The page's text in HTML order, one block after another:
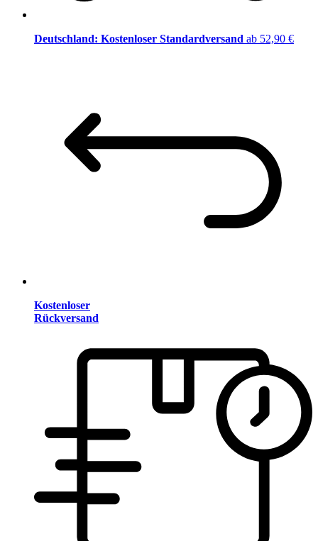
Deutschland: Kostenloser Standardversand ab 52,90 €
Kostenloser
Rückversand